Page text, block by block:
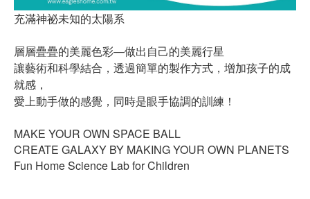
充滿神祕未知的太陽系
層層疊疊的美麗色彩—做出自己的美麗行星
讓藝術和科學結合，透過簡單的製作方式，增加孩子的成
就感，
愛上動手做的感覺，同時是眼手協調的訓練！
MAKE YOUR OWN SPACE BALL
CREATE GALAXY BY MAKING YOUR OWN PLANETS
Fun Home Science Lab for Children